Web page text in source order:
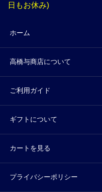
日もお休み)
ホーム
高橋与商店について
ご利用ガイド
ギフトについて
カートを見る
プライバシーポリシー